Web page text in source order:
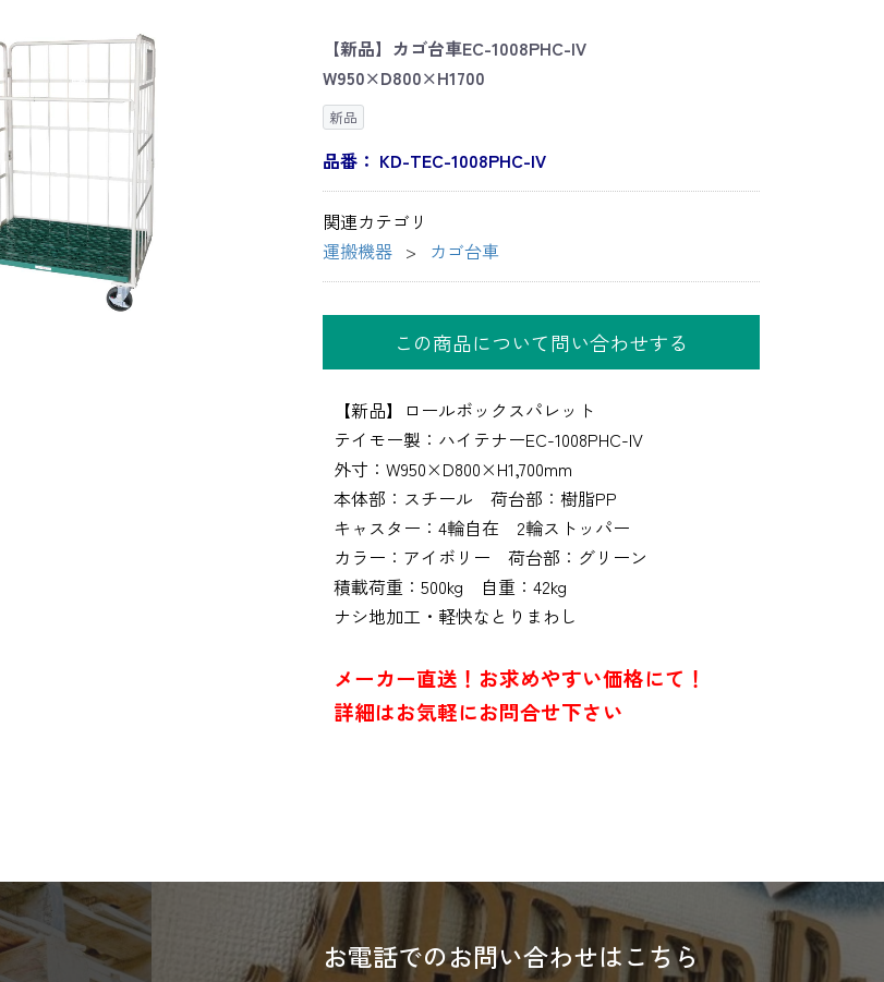
【新品】カゴ台車EC-1008PHC-IV
W950×D800×H1700
新品
品番： KD-TEC-1008PHC-IV
関連カテゴリ
運搬機器
カゴ台車
この商品について問い合わせする
【新品】ロールボックスパレット
テイモー製：ハイテナーEC-1008PHC-IV
外寸：W950×D800×H1,700mm
本体部：スチール 荷台部：樹脂PP
キャスター：4輪自在 2輪ストッパー
カラー：アイボリー 荷台部：グリーン
積載荷重：500kg 自重：42kg
ナシ地加工・軽快なとりまわし
メーカー直送！お求めやすい価格にて！
詳細はお気軽にお問合せ下さい
お電話でのお問い合わせはこちら